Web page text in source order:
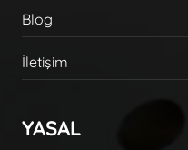
Blog
İletişim
YASAL